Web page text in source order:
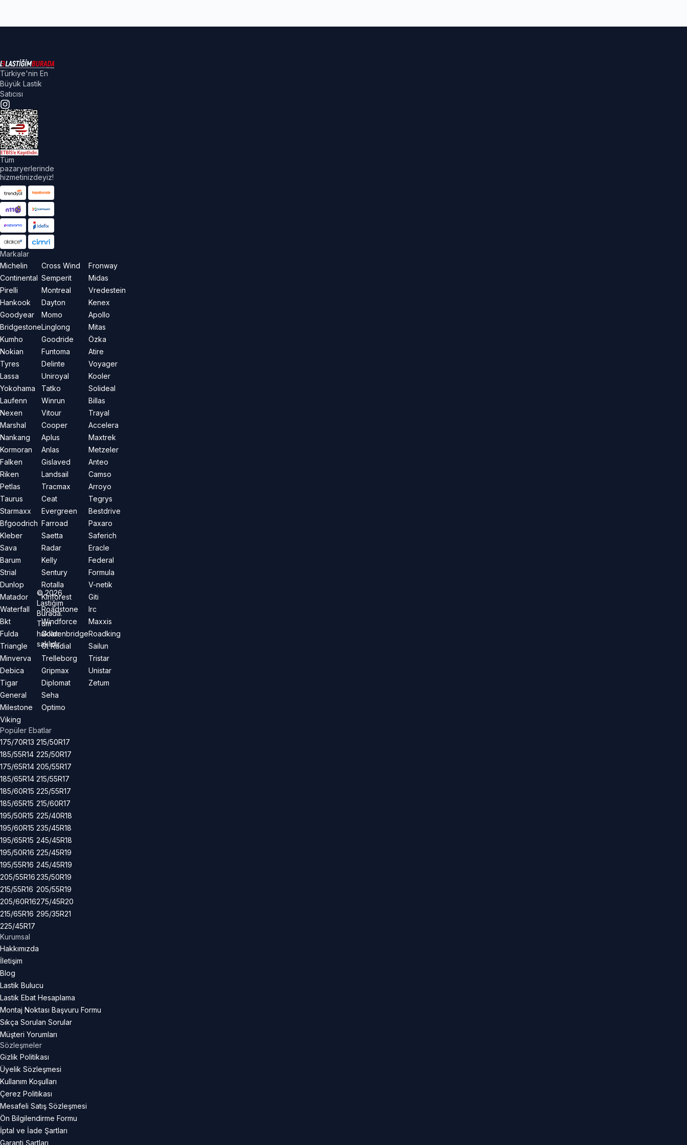
Türkiye'nin En
Büyük Lastik
Satıcısı
Tüm
pazaryerlerinde
hizmetinizdeyiz!
Markalar
Michelin
Continental
Pirelli
Hankook
Goodyear
Bridgestone
Kumho
Nokian
Tyres
Lassa
Yokohama
Laufenn
Nexen
Marshal
Nankang
Kormoran
Falken
Riken
Petlas
Taurus
Starmaxx
Bfgoodrich
Kleber
Sava
Barum
Strial
Dunlop
Matador
Waterfall
Bkt
Fulda
Triangle
Minverva
Debica
Tigar
General
Milestone
Viking
Cross Wind
Semperit
Montreal
Dayton
Momo
Linglong
Goodride
Funtoma
Delinte
Uniroyal
Tatko
Winrun
Vitour
Cooper
Aplus
Anlas
Gislaved
Landsail
Tracmax
Ceat
Evergreen
Farroad
Saetta
Radar
Kelly
Sentury
Rotalla
Kinforest
Roadstone
Windforce
Goldenbridge
Gt Radial
Trelleborg
Gripmax
Diplomat
Seha
Optimo
Fronway
Midas
Vredestein
Kenex
Apollo
Mitas
Özka
Atire
Voyager
Kooler
Solideal
Billas
Trayal
Accelera
Maxtrek
Metzeler
Anteo
Camso
Arroyo
Tegrys
Bestdrive
Paxaro
Saferich
Eracle
Federal
Formula
V-netik
Giti
Irc
Maxxis
Roadking
Sailun
Tristar
Unistar
Zetum
Popüler Ebatlar
175/70R13
185/55R14
175/65R14
185/65R14
185/60R15
185/65R15
195/50R15
195/60R15
195/65R15
195/50R16
195/55R16
205/55R16
215/55R16
205/60R16
215/65R16
225/45R17
215/50R17
225/50R17
205/55R17
215/55R17
225/55R17
215/60R17
225/40R18
235/45R18
245/45R18
225/45R19
245/45R19
235/50R19
205/55R19
275/45R20
295/35R21
Kurumsal
Hakkımızda
İletişim
Blog
Lastik Bulucu
Lastik Ebat Hesaplama
Montaj Noktası Başvuru Formu
Sıkça Sorulan Sorular
Müşteri Yorumları
Sözleşmeler
Gizlik Politikası
Üyelik Sözleşmesi
Kullanım Koşulları
Çerez Politikası
Mesafeli Satış Sözleşmesi
Ön Bilgilendirme Formu
İptal ve İade Şartları
Garanti Şartları
©2026
Lastiğim
Burada.
Tüm
hakları
saklıdır.